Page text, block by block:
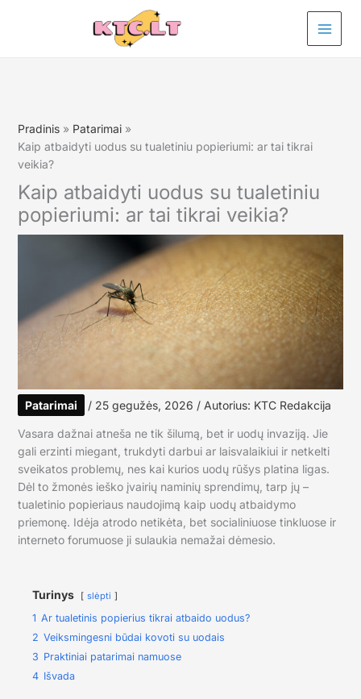
Pradinis
Patarimai
Kaip atbaidyti uodus su tualetiniu popieriumi: ar tai tikrai
veikia?
Kaip atbaidyti uodus su tualetiniu
popieriumi: ar tai tikrai veikia?
Patarimai / 25 gegužės, 2026 / Autorius: KTC Redakcija
Vasara dažnai atneša ne tik šilumą, bet ir uodų invaziją. Jie
gali erzinti miegant, trukdyti darbui ar laisvalaikiui ir netkelti
sveikatos problemų, nes kai kurios uodų rūšys platina ligas.
Dėl to žmonės ieško įvairių naminių sprendimų, tarp jų –
tualetinio popieriaus naudojimą kaip uodų atbaidymo
priemonę. Idėja atrodo netikėta, bet socialiniuose tinkluose ir
interneto forumuose ji sulaukia nemažai dėmesio.
Turinys slėpti
1 Ar tualetinis popierius tikrai atbaido uodus?
2 Veiksmingesni būdai kovoti su uodais
3 Praktiniai patarimai namuose
4 Išvada